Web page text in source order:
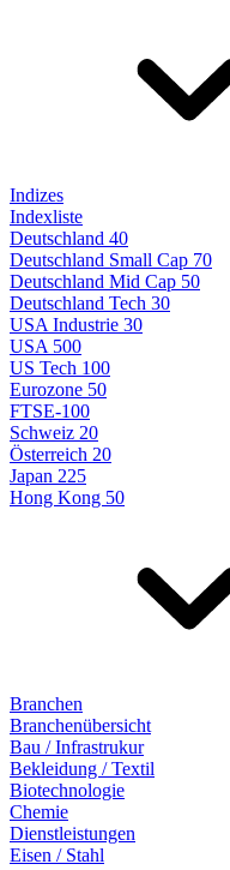
Indizes
Indexliste
Deutschland 40
Deutschland Small Cap 70
Deutschland Mid Cap 50
Deutschland Tech 30
USA Industrie 30
USA 500
US Tech 100
Eurozone 50
FTSE-100
Schweiz 20
Österreich 20
Japan 225
Hong Kong 50
Branchen
Branchenübersicht
Bau / Infrastrukur
Bekleidung / Textil
Biotechnologie
Chemie
Dienstleistungen
Eisen / Stahl